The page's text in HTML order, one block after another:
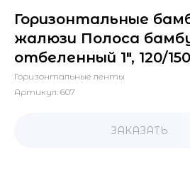
Горизонтальные
жалюзи Полоса
отбеленный 1", 120/
Горизонтальные ленты
Артикул: 607
ЗАКАЗАТЬ